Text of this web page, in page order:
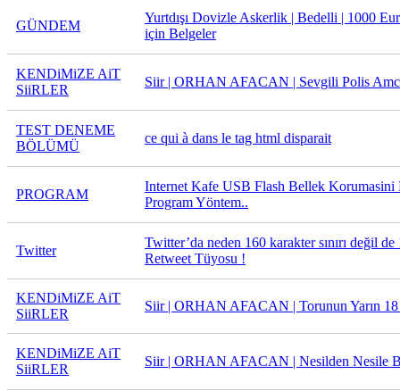
GÜNDEM
Yurtdışı Dovizle Askerlik | Bedelli | 1000
için Belgeler
KENDiMiZE AiT
SiiRLER
Siir | ORHAN AFACAN | Sevgili Polis
TEST DENEME
BÖLÜMÜ
ce qui à dans le tag html disparait
PROGRAM
Internet Kafe USB Flash Bellek Korumasini
Program Yöntem..
Twitter
Twitter’da neden 160 karakter sınırı değil de
Retweet Tüyosu !
KENDiMiZE AiT
SiiRLER
Siir | ORHAN AFACAN | Torunun Yarın
KENDiMiZE AiT
SiiRLER
Siir | ORHAN AFACAN | Nesilden Nesile